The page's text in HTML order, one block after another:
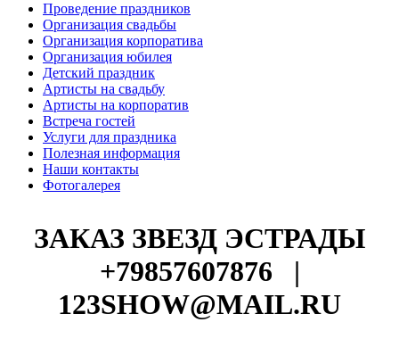
Проведение праздников
Организация свадьбы
Организация корпоратива
Организация юбилея
Детский праздник
Артисты на свадьбу
Артисты на корпоратив
Встреча гостей
Услуги для праздника
Полезная информация
Наши контакты
Фотогалерея
ЗАКАЗ ЗВЕЗД ЭСТРАДЫ
+79857607876
|
123SHOW@MAIL.RU